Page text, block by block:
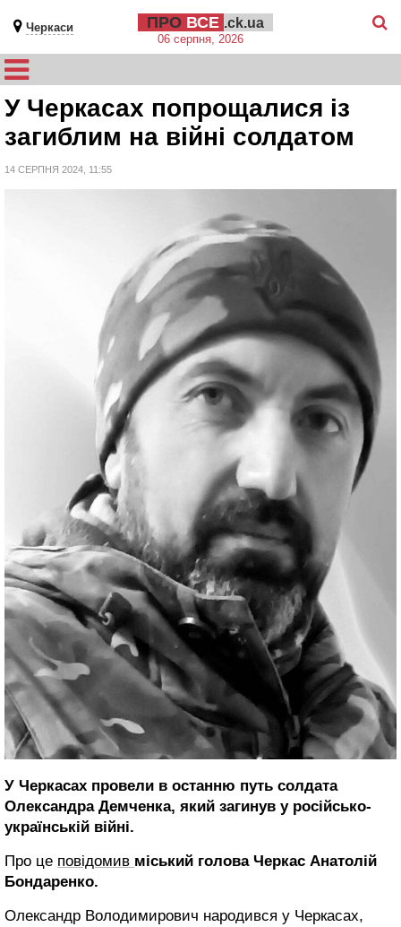
Черкаси ПРО ВСЕ .ck.ua
06 серпня, 2026
У Черкасах попрощалися із
загиблим на війні солдатом
14 СЕРПНЯ 2024, 11:55
У Черкасах провели в останню путь солдата
Олександра Демченка, який загинув у російсько-
українській війні.
Про це повідомив міський голова Черкас Анатолій
Бондаренко.
Олександр Володимирович народився у Черкасах,